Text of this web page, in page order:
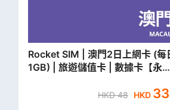
Rocket SIM | 澳門2日上網卡 (每日
1GB) | 旅遊儲值卡 | 數據卡【永安
HKD48 HKD 33